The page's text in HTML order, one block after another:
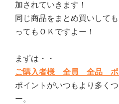
加されていきます！
同じ商品をまとめ買いして
ってもＯＫですよー！
まずは・・
ご購入者様 全員 全品 ポ
ポイントがいつもより多く
ー。